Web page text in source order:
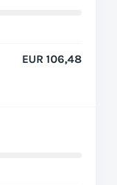
EUR 106,48